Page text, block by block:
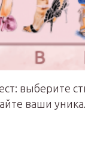
выберите
ваши